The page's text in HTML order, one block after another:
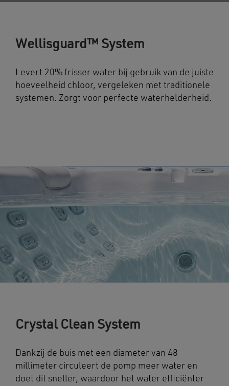
Wellisguard™ System
Levert 20% frisser water bij gebruik van de juiste
hoeveelheid chloor, vergeleken met traditionele
systemen. Zorgt voor perfecte waterhelderheid.
Crystal Clean System
Dankzij de buis met een diameter van 48
millimeter circuleert de pomp meer water en
doet dit sneller, waardoor het water efficiënter